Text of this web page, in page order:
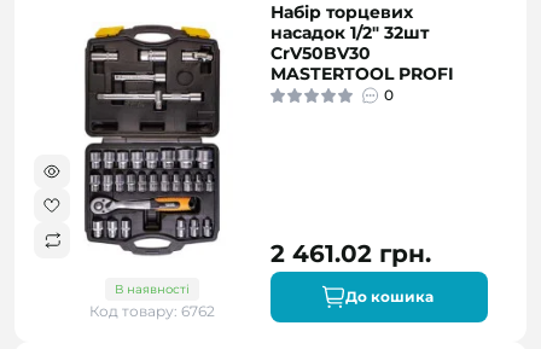
В наявності
Код товару: 6762
Набір торцевих
насадок 1/2" 32шт
CrV50BV30
MASTERTOOL PROFI
0
2 461.02 грн.
До кошика